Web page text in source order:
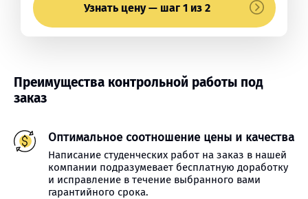
Узнать цену — шаг 1 из 2
Преимущества контрольной работы под
заказ
Оптимальное соотношение цены и качества
Написание студенческих работ на заказ в нашей
компании подразумевает бесплатную доработку
и исправление в течение выбранного вами
гарантийного срока.